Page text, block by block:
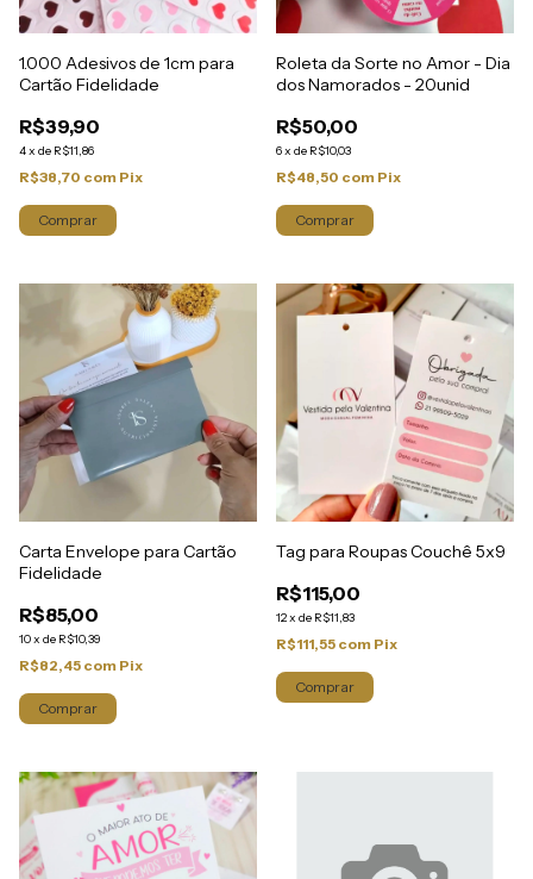
1.000 Adesivos de 1cm para
Cartão Fidelidade
R$39,90
4x de R$11,86
R$38,70 com Pix
Roleta da Sorte no Amor - Dia
dos Namorados - 20unid
R$50,00
6x de R$10,03
R$48,50 com Pix
Carta Envelope para Cartão
Fidelidade
R$85,00
10x de R$10,39
R$82,45 com Pix
Comprar
Tag para Roupas Couchê 5x9
R$115,00
12x de R$11,83
R$111,55 com Pix
Comprar